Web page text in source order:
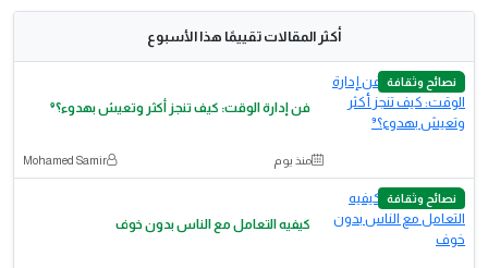
أكثر المقالات تقييمًا هذا الأسبوع
نصائح وثقافة
فن إدارة الوقت: كيف تنجز أكثر وتعيش بهدوء؟⁹
منذ يوم Mohamed Samir
نصائح وثقافة
كيفيه التعامل مع الناس بدون خوف